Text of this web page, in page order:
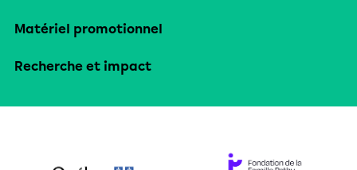
Matériel promotionnel
Recherche et impact